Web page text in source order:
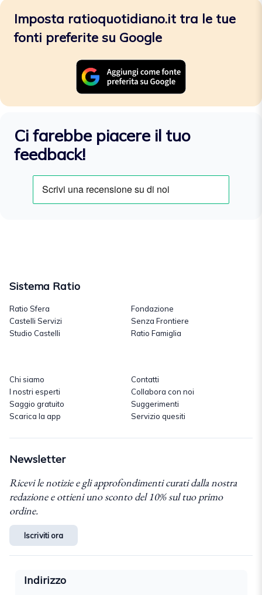
Imposta ratioquotidiano.it tra le tue
fonti preferite su Google
Ci farebbe piacere il tuo
feedback!
Sistema Ratio
Ratio Sfera
Castelli Servizi
Studio Castelli
Fondazione
Senza Frontiere
Ratio Famiglia
Chi siamo
I nostri esperti
Saggio gratuito
Scarica la app
Contatti
Collabora con noi
Suggerimenti
Servizio quesiti
Newsletter
Ricevi le notizie e gli approfondimenti curati dalla nostra
redazione e ottieni uno sconto del 10% sul tuo primo
ordine.
Iscriviti ora
Indirizzo